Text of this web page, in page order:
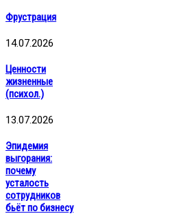
Фрустрация
14.07.2026
Ценности
жизненные
(психол.)
13.07.2026
Эпидемия
выгорания:
почему
усталость
сотрудников
бьёт по бизнесу